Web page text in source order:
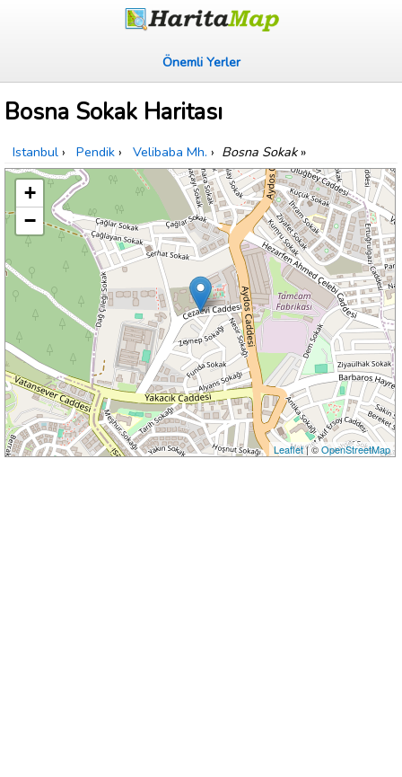
Önemli Yerler
Bosna Sokak Haritası
Istanbul › Pendik › Velibaba Mh. › Bosna Sokak»
+
−
Leaflet| ©OpenStreetMap